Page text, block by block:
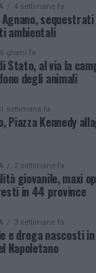
4 settimane fa
ambientali
6 giorni fa
Stato, al via la
degli animali
1 settimana fa
Piazza Kennedy
2 settimane fa
giovanile, maxi
in 44 province
3 settimane fa
e droga nascosti
Napoletano